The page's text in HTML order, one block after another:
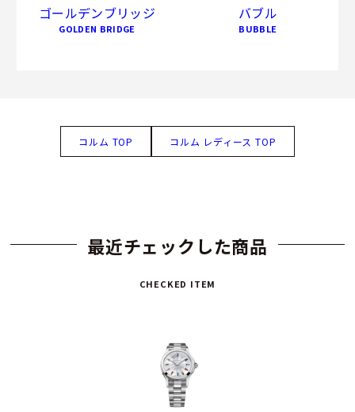
ゴールデンブリッジ
GOLDEN BRIDGE
バブル
BUBBLE
コルム TOP コルム レディース TOP
最近チェックした商品
CHECKED ITEM